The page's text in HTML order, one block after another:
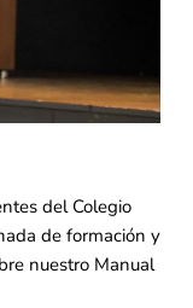
del Colegio
de formación y
nuestro Manual